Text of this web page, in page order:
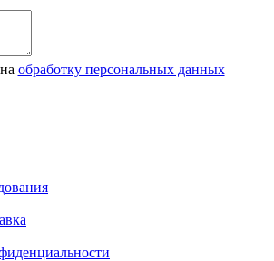
обработку персональных данных